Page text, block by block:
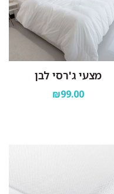
מצעי ג'רסי לבן
₪99.00